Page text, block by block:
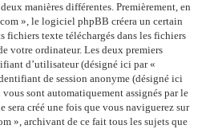
manières différentes. Premièrement, en
», le logiciel phpBB créera un certain
fichiers texte téléchargés dans les fichiers
votre ordinateur. Les deux premiers
d’utilisateur (désigné ici par «
de session anonyme (désigné ici
sont automatiquement assignés par le
créé une fois que vous naviguerez sur
», archivant de ce fait tous les sujets que